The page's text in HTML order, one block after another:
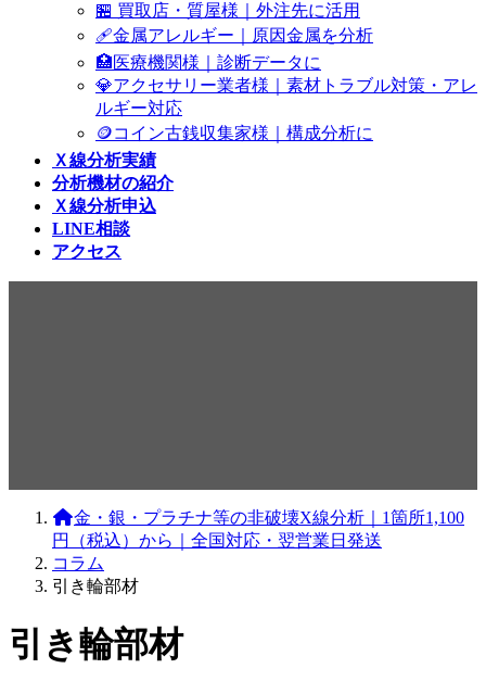
🏪 買取店・質屋様｜外注先に活用
🩹金属アレルギー｜原因金属を分析
🏥医療機関様｜診断データに
💎アクセサリー業者様｜素材トラブル対策・アレ
ルギー対応
🪙コイン古銭収集家様｜構成分析に
Ｘ線分析実績
分析機材の紹介
Ｘ線分析申込
LINE相談
アクセス
金・銀・プラチナ等の非破壊X線分析｜1箇所1,100
円（税込）から｜全国対応・翌営業日発送
コラム
引き輪部材
引き輪部材